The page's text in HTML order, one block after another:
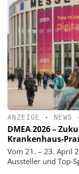
ANZEIGE • NEWS
DMEA 2026 –
Krankenhaus-
Vom 21. – 23. April
Aussteller und Top-